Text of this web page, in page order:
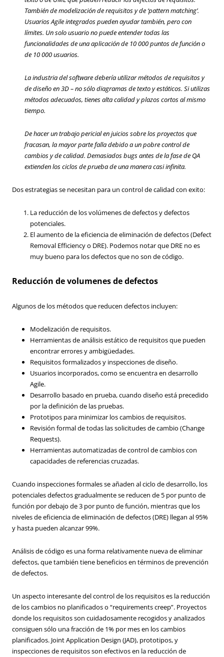
También de modelización de requisitos y de ‘pattern matching’.
Usuarios Agile integrados pueden ayudar también, pero con
límites. Un solo usuario no puede entender todas las
funcionalidades de una aplicación de 10 000 puntos de función o
de 10 000 usuarios.
La industria del software debería utilizar métodos de requisitos y
de diseño en 3D – no sólo diagramas de texto y estáticos. Si utilizas
métodos adecuados, tienes alta calidad y plazos cortos al mismo
tiempo.
De hacer un trabajo pericial en juicios sobre los proyectos que
fracasan, la mayor parte falla debido a un pobre control de
cambios y de calidad. Demasiados bugs antes de la fase de QA
extienden los ciclos de prueba de una manera casi infinita.
Dos estrategias se necesitan para un control de calidad con exito:
La reducción de los volúmenes de defectos y defectos
potenciales.
El aumento de la eficiencia de eliminación de defectos (Defect
Removal Efficiency o DRE). Podemos notar que DRE no es
muy bueno para los defectos que no son de código.
Reducción de volumenes de defectos
Algunos de los métodos que reducen defectos incluyen:
Modelización de requisitos.
Herramientas de análisis estático de requisitos que pueden
encontrar errores y ambigüedades.
Requisitos formalizados y inspecciones de diseño.
Usuarios incorporados, como se encuentra en desarrollo
Agile.
Desarrollo basado en prueba, cuando diseño está precedido
por la definición de las pruebas.
Prototipos para minimizar los cambios de requisitos.
Revisión formal de todas las solicitudes de cambio (Change
Requests).
Herramientas automatizadas de control de cambios con
capacidades de referencias cruzadas.
Cuando inspecciones formales se añaden al ciclo de desarrollo, los
potenciales defectos gradualmente se reducen de 5 por punto de
función por debajo de 3 por punto de función, mientras que los
niveles de eficiencia de eliminación de defectos (DRE) llegan al 95%
y hasta pueden alcanzar 99%.
Análisis de código es una forma relativamente nueva de eliminar
defectos, que también tiene beneficios en términos de prevención
de defectos.
Un aspecto interesante del control de los requisitos es la reducción
de los cambios no planificados o “requirements creep”. Proyectos
donde los requisitos son cuidadosamente recogidos y analizados
consiguen sólo una fracción de 1% por mes en los cambios
planificados. Joint Application Design (JAD), prototipos, y
inspecciones de requisitos son efectivos en la reducción de